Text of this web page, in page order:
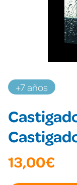
+7 años
13,00€